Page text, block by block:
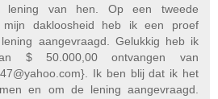
lening van hen. Op een tweede
mijn dakloosheid heb ik een proef
aangevraagd. Gelukkig heb ik
$ 50.000,00 ontvangen van
Ik ben blij dat ik het
en om de lening aangevraagd.